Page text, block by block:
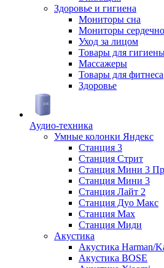
Здоровье и гигиена
Мониторы сна
Мониторы
Уход за лицом
Товары для
Массажеры
Товары для фитнеса
Здоровье
Аудио-техника
Умные колонки Яндекс
Станция 3
Станция Стрит
Станция Мини 3
Станция Мини 3
Станция Лайт 2
Станция Дуо Макс
Станция Max
Станция Миди
Акустика
Акустика Harman/
Акустика BOSE